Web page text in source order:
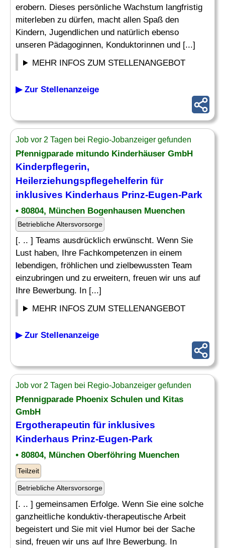
erobern. Dieses persönliche Wachstum langfristig
miterleben zu dürfen, macht allen Spaß den
Kindern, Jugendlichen und natürlich ebenso
unseren Pädagoginnen, Konduktorinnen und [...]
MEHR INFOS ZUM STELLENANGEBOT
▶ Zur Stellenanzeige
Job vor 2 Tagen bei Regio-Jobanzeiger gefunden
Pfennigparade mitundo Kinderhäuser GmbH
Kinderpflegerin,
Heilerziehungspflegehelferin für
inklusives Kinderhaus Prinz-Eugen-Park
• 80804, München Bogenhausen Muenchen
Betriebliche Altersvorsorge
[. .. ] Teams ausdrücklich erwünscht. Wenn Sie
Lust haben, Ihre Fachkompetenzen in einem
lebendigen, fröhlichen und zielbewussten Team
einzubringen und zu erweitern, freuen wir uns auf
Ihre Bewerbung. In [...]
MEHR INFOS ZUM STELLENANGEBOT
▶ Zur Stellenanzeige
Job vor 2 Tagen bei Regio-Jobanzeiger gefunden
Pfennigparade Phoenix Schulen und Kitas
GmbH
Ergotherapeutin für inklusives
Kinderhaus Prinz-Eugen-Park
• 80804, München Oberföhring Muenchen
Teilzeit
Betriebliche Altersvorsorge
[. .. ] gemeinsamen Erfolge. Wenn Sie eine solche
ganzheitliche konduktiv-therapeutische Arbeit
begeistert und Sie mit viel Humor bei der Sache
sind, freuen wir uns auf Ihre Bewerbung. In